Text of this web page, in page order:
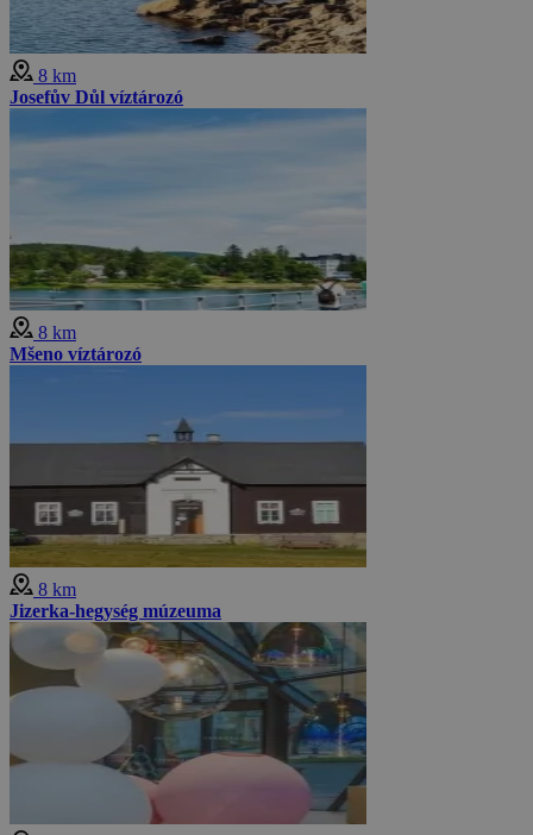
8 km
Josefův Důl víztározó
8 km
Mšeno víztározó
8 km
Jizerka-hegység múzeuma